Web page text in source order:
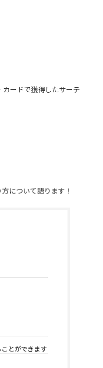
ードで獲得したサーテ
について語ります！
とができます